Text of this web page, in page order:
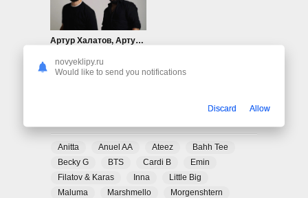
Артур Халатов, Артур Бесаев — Дикая
Anitta Anuel AA Ateez
Bahh Tee
Becky G
BTS Cardi B
Emin
Filatov & Karas
Inna
Little Big
Maluma
Marshmello
Morgenshtern
novyeklipy.ru
Would like to send you notifications
Discard Allow